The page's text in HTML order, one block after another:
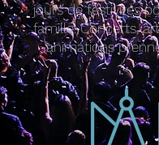
jours de festivités
famille. Concerts,
animations